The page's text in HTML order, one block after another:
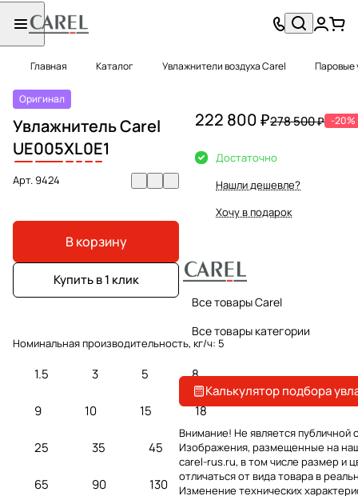
Главная Каталог Увлажнители воздуха Carel Паровые
Оригинал
Увлажнитель Carel
UE005XL0E1
Арт.9424
В корзину
Купить в 1 клик
Номинальная производительность, кг/ч: 5
1.5 3 5 8
9 10 15 18
25 35 45
65 90 130
222 800 ₽278 500 ₽ -20%
Достаточно
Нашли дешевле?
Хочу в подарок
Все товары Carel
Все товары категории
Калькулятор подбора
Внимание! Не является публичной
Изображения, размещенные на
carel-rus.ru, в том числе размер и
отличаться от вида товара в
Изменение технических